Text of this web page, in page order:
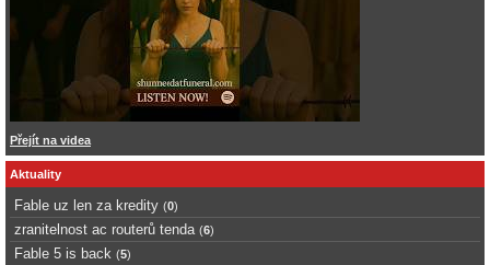
Přejít na videa
Aktuality
Fable uz len za kredity (0)
zranitelnost ac routerů tenda (6)
Fable 5 is back (5)